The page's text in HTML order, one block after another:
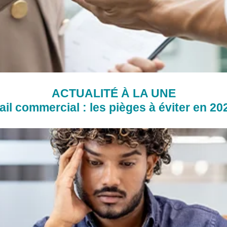
ACTUALITÉ À LA UNE
commercial : les pièges à éviter en